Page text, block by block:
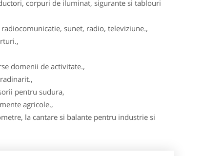
corpuri de iluminat, sigurante si tablouri
sunet, radio, televiziune.,
domenii de activitate.,
pentru sudura,
agricole.,
la cantare si balante pentru industrie si